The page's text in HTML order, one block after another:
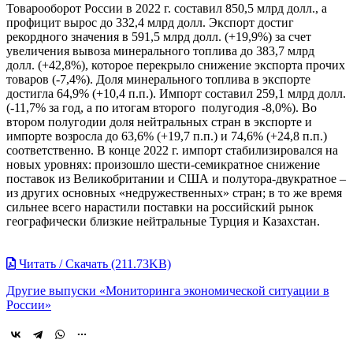
Товарооборот России в 2022 г. составил 850,5 млрд долл., а
профицит вырос до 332,4 млрд долл. Экспорт достиг
рекордного значения в 591,5 млрд долл. (+19,9%) за счет
увеличения вывоза минерального топлива до 383,7 млрд
долл. (+42,8%), которое перекрыло снижение экспорта прочих
товаров (-7,4%). Доля минерального топлива в экспорте
достигла 64,9% (+10,4 п.п.). Импорт составил 259,1 млрд долл.
(-11,7% за год, а по итогам второго полугодия -8,0%). Во
втором полугодии доля нейтральных стран в экспорте и
импорте возросла до 63,6% (+19,7 п.п.) и 74,6% (+24,8 п.п.)
соответственно. В конце 2022 г. импорт стабилизировался на
новых уровнях: произошло шести-семикратное снижение
поставок из Великобритании и США и полутора-двукратное –
из других основных «недружественных» стран; в то же время
сильнее всего нарастили поставки на российский рынок
географически близкие нейтральные Турция и Казахстан.
Читать / Скачать (211.73KB)
Другие выпуски «Мониторинга экономической ситуации в
России»